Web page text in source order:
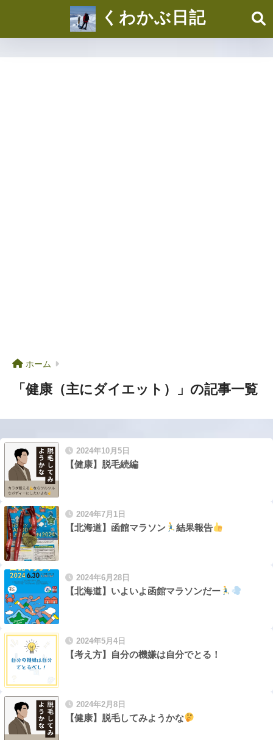
くわかぶ日記
ホーム
「健康（主にダイエット）」の記事一覧
2024年10月5日
【健康】脱毛続編
2024年7月1日
【北海道】函館マラソン 結果報告
2024年6月28日
【北海道】いよいよ函館マラソンだー
2024年5月4日
【考え方】自分の機嫌は自分でとる！
2024年2月8日
【健康】脱毛してみようかな